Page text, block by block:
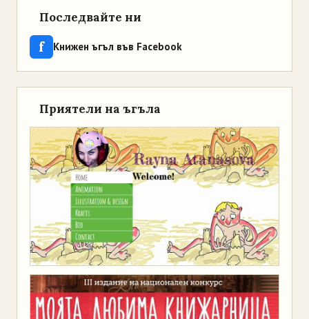
Последвайте ни
f Книжен ъгъл във Facebook
Приятели на ъгъла